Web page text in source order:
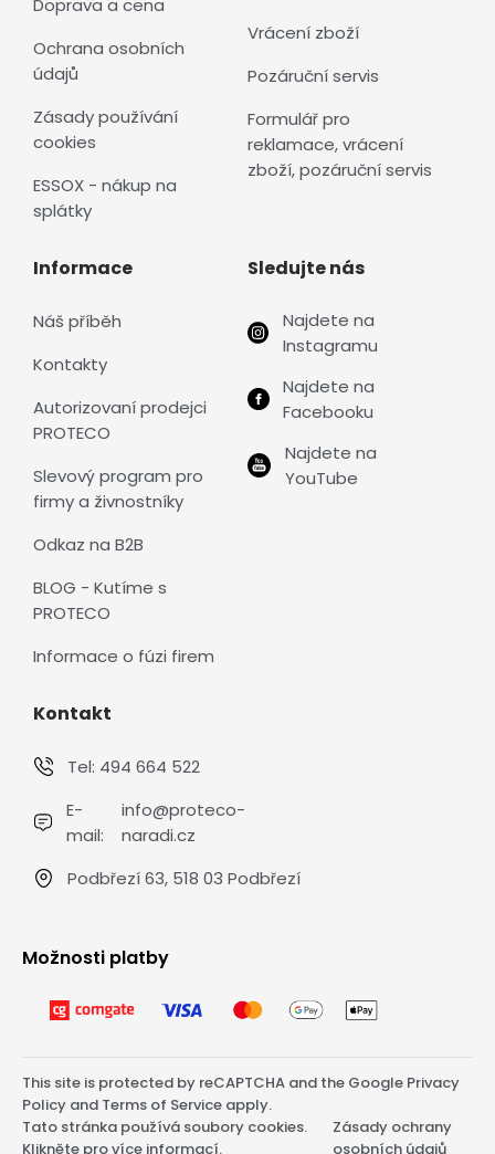
Doprava a cena
Ochrana osobních
údajů
Zásady používání
cookies
ESSOX - nákup na
splátky
Vrácení zboží
Pozáruční servis
Formulář pro
reklamace, vrácení
zboží, pozáruční servis
Informace
Náš příběh
Kontakty
Autorizovaní prodejci
PROTECO
Slevový program pro
firmy a živnostníky
Odkaz na B2B
BLOG - Kutíme s
PROTECO
Informace o fúzi firem
Sledujte nás
Najdete na
Instagramu
Najdete na
Facebooku
Najdete na
YouTube
Kontakt
Tel: 494 664 522
E-
mail:
info@proteco-
naradi.cz
Podbřezí 63, 518 03 Podbřezí
Možnosti platby
Tato stránka používá soubory cookies.
Klikněte pro více informací.
Zásady ochrany
osobních údajů
This site is protected by reCAPTCHA and the Google Privacy
Policy and Terms of Service apply.